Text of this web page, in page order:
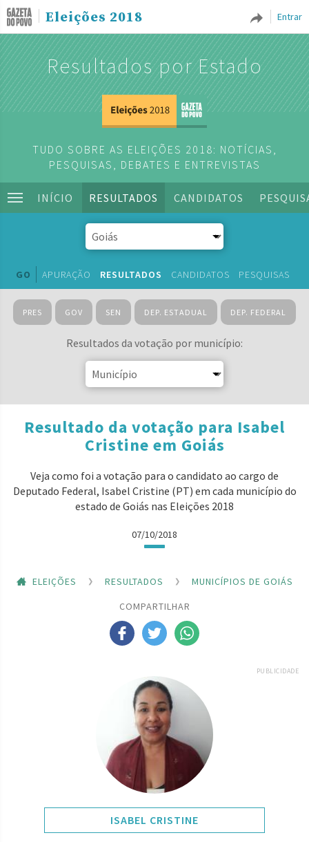
Entrar
Eleições 2018
Resultados por Estado
TUDO SOBRE AS ELEIÇÕES 2018: NOTÍCIAS,
PESQUISAS, DEBATES E ENTREVISTAS
INÍCIO RESULTADOS CANDIDATOS
GO APURAÇÃO RESULTADOS CANDIDATOS PESQUISAS
PRES GOV SEN DEP. ESTADUAL DEP. FEDERAL
Resultados da votação por município:
Resultado da votação para Isabel
Cristine em Goiás
Veja como foi a votação para o candidato ao cargo de
Deputado Federal, Isabel Cristine (PT) em cada município do
estado de Goiás nas Eleições 2018
07/10/2018
ELEIÇÕES RESULTADOS
MUNICÍPIOS DE GOIÁS
COMPARTILHAR
PUBLICIDADE
ISABEL CRISTINE